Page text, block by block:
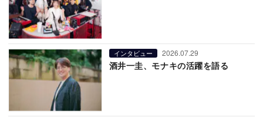
インタビュー 2026.07.29
酒井一圭、モナキの活躍を語る